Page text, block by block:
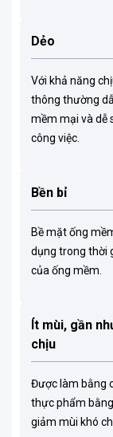
Dẻo
Với khả năng
thông thường
mềm mại và dễ
công việc.
Bền bỉ
Bề mặt ống
dụng trong thời
của ống mềm.
Ít mùi, gần
chịu
Được làm bằng
thực phẩm
giảm mùi khó